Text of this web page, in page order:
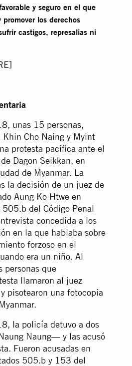
y seguro en el que
los derechos
castigos, represalias ni
unas 15 personas,
Khin Cho Naing y Myint
protesta pacífica ante el
Dagon Seikkan, en
de Myanmar. La
la decisión de un juez de
Aung Ko Htwe en
del Código Penal
concedida a los
en la que hablaba sobre
forzoso en el
era un niño. Al
personas que
llamaron al juez
pisotearon una fotocopia
la policía detuvo a dos
Naung— y las acusó
Fueron acusadas en
505.b y 153 del